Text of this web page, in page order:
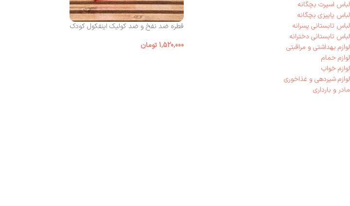
لباس اسپرت بچگانه
لباس پاییزی بچگانه
لباس تابستانی پسرانه
لباس تابستانی دخترانه
لوازم بهداشتی و مراقبتی
لوازم حمام
لوازم خواب
لوازم شیر‌دهی و غذاخوری
مادر و بارداری
قطره ضد نفخ و ضد کولیک اینفکول کودک
1,520,000 تومان